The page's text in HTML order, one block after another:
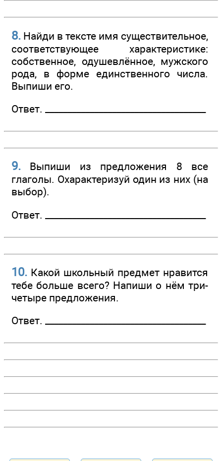
8. Найди в тексте имя существительное,
соответствующее характеристике:
собственное, одушевлённое, мужского
рода, в форме единственного числа.
Выпиши его.
Ответ. ________________­____________________
9. Выпиши из предложения 8 все
глаголы. Охарактеризуй один из них (на
выбор).
Ответ. ________________­____________________
10. Какой школьный предмет нравится
тебе больше всего? Напиши о нём три-
четыре предложения.
Ответ. ________________­____________________